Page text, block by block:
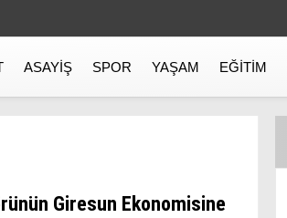
ASAYIŞ SPOR YAŞAM EĞITIM
Giresun Ekonomisine